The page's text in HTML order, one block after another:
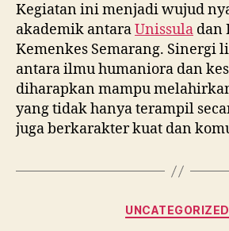
Kegiatan ini menjadi wujud
akademik antaraUnissula dan
Kemenkes Semarang. Sinergi
antara ilmu humaniora dan
diharapkan mampu
yang tidak hanya terampil
juga berkarakter kuat dan
UNCATEGORIZED